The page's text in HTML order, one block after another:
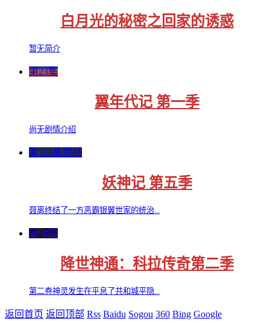
白月光的秘密之回家的诱惑
暂无简介
第23集
翼年代记 第一季
尚无剧情介绍
第328集完结
妖神记 第五季
聂离终结了一方恶霸银翼世家的统治...
第14集
降世神通：科拉传奇第二季
第二卷神灵发生在平息了共和城平隐...
返回首页 返回顶部 Rss Baidu Sogou 360 Bing Google